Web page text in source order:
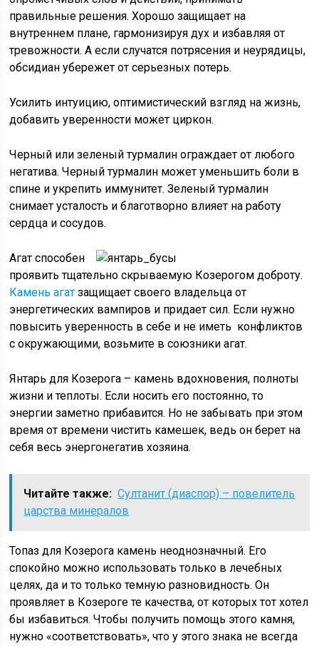
правильные решения. Хорошо защищает на
внутреннем плане, гармонизируя дух и избавляя от
тревожности. А если случатся потрясения и неурядицы,
обсидиан убережет от серьезных потерь.
Усилить интуицию, оптимистический взгляд на жизнь,
добавить уверенности может циркон.
Черный или зеленый турмалин ограждает от любого
негатива. Черный турмалин может уменьшить боли в
спине и укрепить иммунитет. Зеленый турмалин
снимает усталость и благотворно влияет на работу
сердца и сосудов.
Агат способен
проявить тщательно скрываемую Козерогом доброту.
Камень агат защищает своего владельца от
энергетических вампиров и придает сил. Если нужно
повысить уверенность в себе и не иметь конфликтов
с окружающими, возьмите в союзники агат.
Янтарь для Козерога – камень вдохновения, полноты
жизни и теплоты. Если носить его постоянно, то
энергии заметно прибавится. Но не забывать при этом
время от времени чистить камешек, ведь он берет на
себя весь энергонегатив хозяина.
Читайте также: Султанит (диаспор) – повелитель
царства минералов
Топаз для Козерога камень неоднозначный. Его
спокойно можно использовать только в лечебных
целях, да и то только темную разновидность. Он
проявляет в Козероге те качества, от которых тот хотел
бы избавиться. Чтобы получить помощь этого камня,
нужно «соответствовать», что у этого знака не всегда